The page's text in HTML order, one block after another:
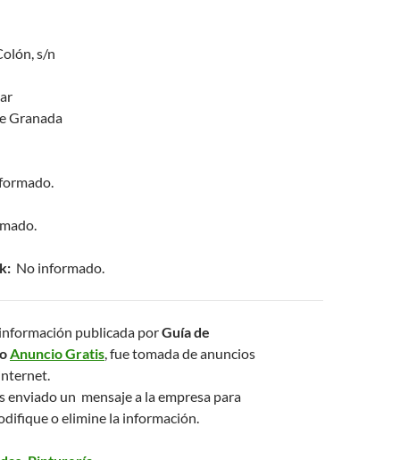
s/n
Granada
No informado.
publicada porGuía de
Anuncio Gratis, fue tomada de anuncios
enviado un mensaje a la empresa para
o elimine la información.